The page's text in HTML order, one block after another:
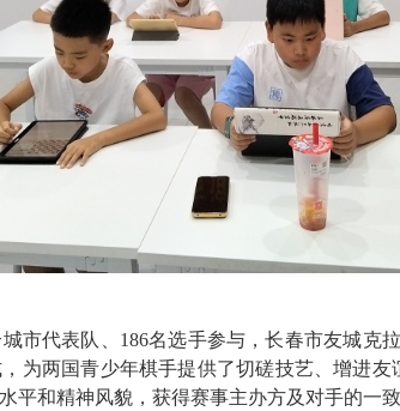
城市代表队、186名选手参与，长春市友城克
为两国青少年棋手提供了切磋技艺、增进友
平和精神风貌，获得赛事主办方及对手的一致